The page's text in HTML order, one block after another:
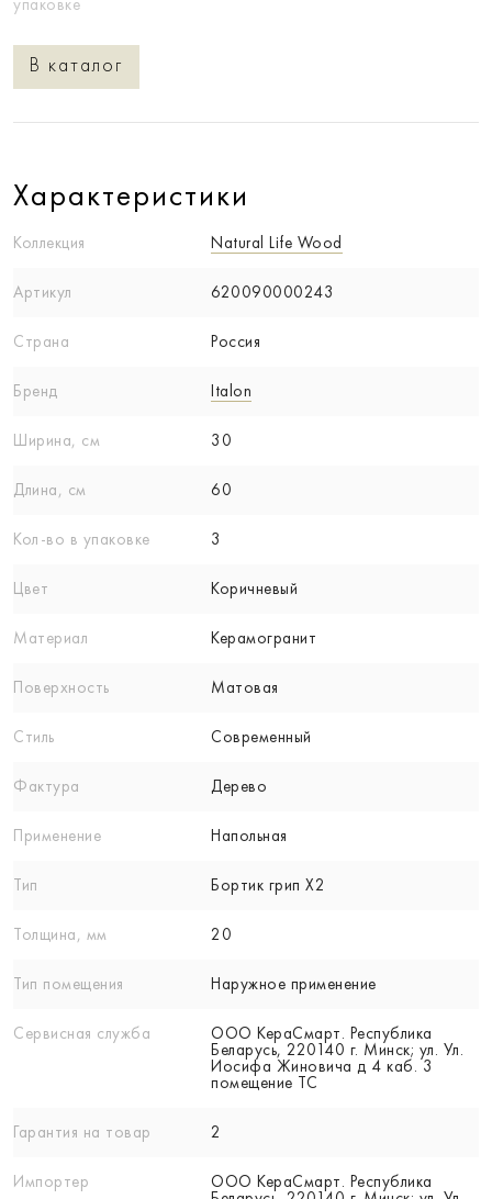
упаковке
В каталог
Характеристики
Коллекция Natural Life Wood
Артикул 620090000243
Страна Россия
Бренд Italon
Ширина, см 30
Длина, см 60
Кол-вo в упаковке 3
Цвет Коричневый
Материал Керамогранит
Поверхность Матовая
Стиль Современный
Фактура Дерево
Применение Напольная
Тип Бортик грип X2
Толщина, мм 20
Тип помещения Наружное применение
Сервисная служба
ООО КераСмарт. Республика
Беларусь, 220140 г. Минск; ул. Ул.
Иосифа Жиновича д 4 каб. 3
помещение ТС
Гарантия на товар 2
Импортер
ООО КераСмарт. Республика